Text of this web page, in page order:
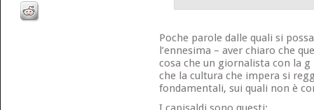
Poche parole dalle quali si
l’ennesima – aver chiaro che
cosa che un giornalista con la
che la cultura che impera si
fondamentali, sui quali non è